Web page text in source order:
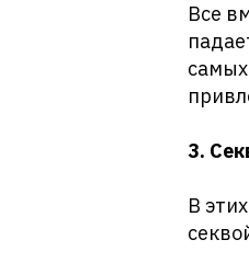
Все
3.
В